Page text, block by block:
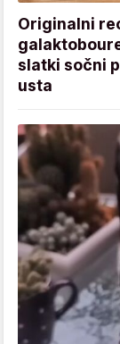
Originalni
slatki sočni
usta